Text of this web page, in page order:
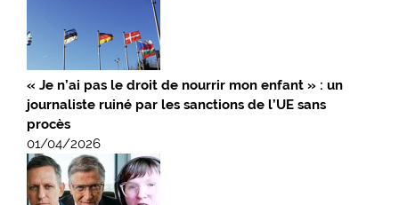
« Je n’ai pas le droit de nourrir mon enfant » : un
journaliste ruiné par les sanctions de l’UE sans
procès
01/04/2026